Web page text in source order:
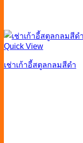
Quick View
เช่าเก้าอี้สตูลกลมสีดำ